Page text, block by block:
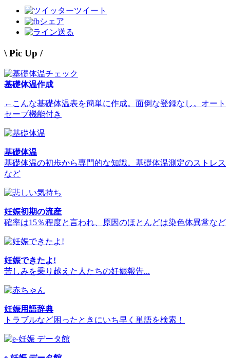
ツイート
シェア
送る
\ Pic Up /
基礎体温作成
←こんな基礎体温表を簡単に作成。面倒な登録なし。オート
セーブ機能付き
基礎体温
基礎体温の初歩から専門的な知識。基礎体温測定のストレス
など
妊娠初期の流産
確率は15％程度と言われ、原因のほとんどは染色体異常など
妊娠できたよ!
苦しみを乗り越えた人たちの妊娠報告...
妊娠用語辞典
トラブルなど困ったときにいち早く単語を検索！